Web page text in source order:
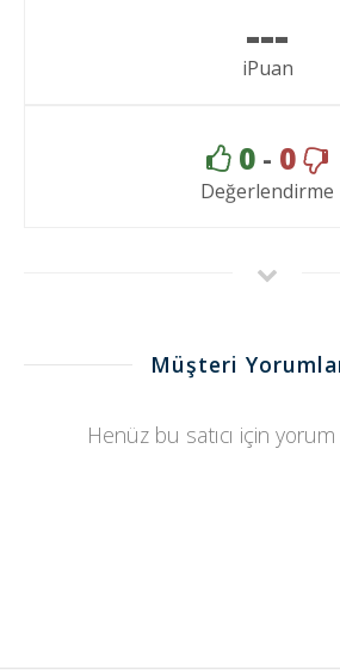
---
iPuan
0 - 0
Değerlendirme
Müşteri
Henüz bu satıcı için yorum